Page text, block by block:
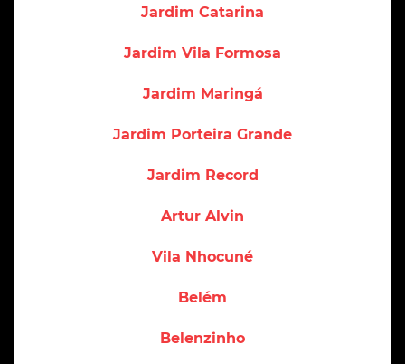
Jardim Catarina
Jardim Vila Formosa
Jardim Maringá
Jardim Porteira Grande
Jardim Record
Artur Alvin
Vila Nhocuné
Belém
Belenzinho